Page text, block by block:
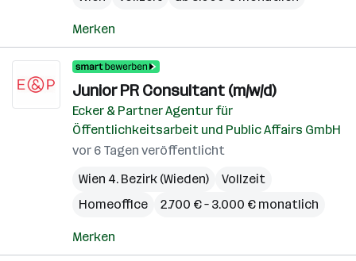
Merken
Junior PR Consultant (m/w/d)
Ecker & Partner Agentur für
Öffentlichkeitsarbeit und Public Affairs GmbH
vor 6 Tagen veröffentlicht
Wien 4. Bezirk (Wieden)
Vollzeit
Homeoffice
2.700 € – 3.000 € monatlich
Merken